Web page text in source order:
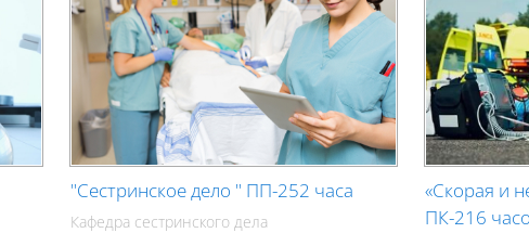
"Сестринское дело " ПП-252 часа
Кафедра сестринского дела
«Скорая и
ПК-216